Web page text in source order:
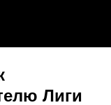
Лиги